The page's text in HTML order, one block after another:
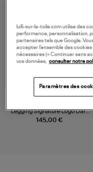
145,00 €
Legging Signature Logo Dark
Navy
lulli-sur-la-toile.com utilise des
performance, personnalisation,
partenaires tels que Google.
accepter l’ensemble des
nécessaires (« Continuer sans
vos données,
consulter notre
Paramètres des